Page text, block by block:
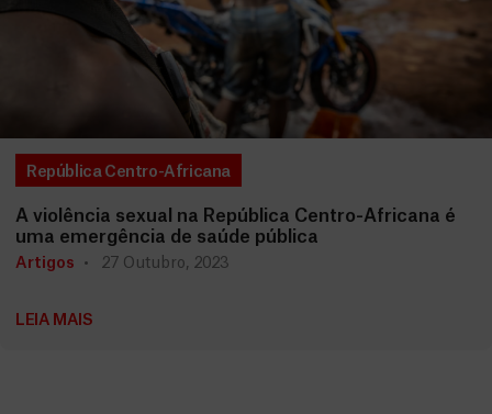
República Centro-Africana
A violência sexual na República Centro-Africana é
uma emergência de saúde pública
Artigos 27 Outubro, 2023
LEIA MAIS